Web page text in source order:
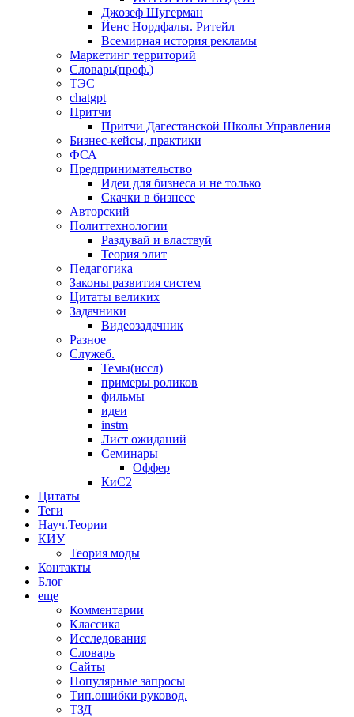
Джозеф Шугерман
​Йенс Нордфальт. Ритейл
Всемирная история рекламы
Маркетинг территорий
Словарь(проф.)
ТЭС
chatgpt
Притчи
Притчи Дагестанской Школы Управления
Бизнес-кейсы, практики
ФСА
Предпринимательство
Идеи для бизнеса и не только
Скачки в бизнесе
Авторский
Политтехнологии
Раздувай и властвуй
Теория элит
​Педагогика
Законы развития систем
Цитаты великих
Задачники
Видеозадачник
Разное
Служеб.
Темы(иссл)
примеры роликов
фильмы
идеи
instm
Лист ожиданий
Семинары
Оффер
КиС2
Цитаты
Теги
Науч.Теории
КИУ
Теория моды
Контакты
Блог
еще
Комментарии
Классика
Исследования
Словарь
Сайты
Популярные запросы
Тип.ошибки руковод.
ТЗД